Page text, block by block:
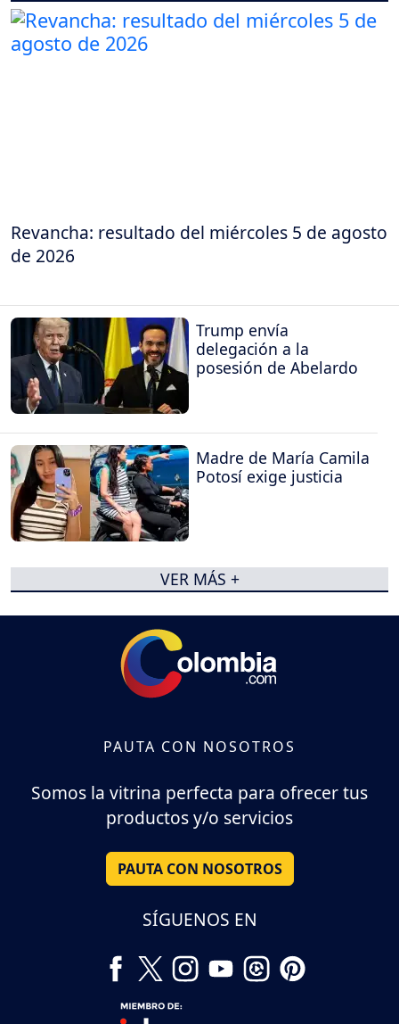
Revancha: resultado del miércoles 5 de agosto
de 2026
Trump envía
delegación a la
posesión de Abelardo
Madre de María Camila
Potosí exige justicia
VER MÁS +
PAUTA CON NOSOTROS
Somos la vitrina perfecta para ofrecer tus
productos y/o servicios
PAUTA CON NOSOTROS
SÍGUENOS EN